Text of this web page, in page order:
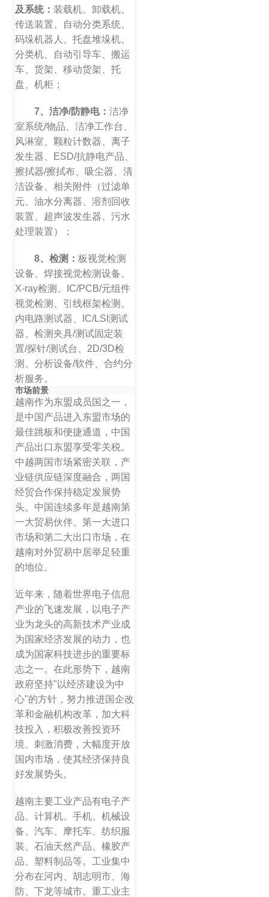
及系统： 装载机、卸载机、
传送装置、自动分类系统、
码垛机器人、托盘堆垛机、
分类机、自动引导车、搬运
车、货架、移动货架、托
盘、机柜；
7、洁净/防静电： 洁净
室系统/物品、洁净工作台、
风淋室、颗粒计数器、离子
发生器、ESD/抗静电产品、
擦拭器/擦拭布、吸尘器、清
洁设备、相关附件（过滤单
元、油水分离器、溶剂回收
装置、超声波发生器、污水
处理装置）；
8、检测： 板视觉检测
设备、焊接视觉检测设备、
X-ray检测、IC/PCB/元组件
视觉检测、引线框架检测、
内电路测试器、IC/LSI测试
器、检测夹具/测试固定装
置/探针/测试台、2D/3D检
测、分析设备/软件、合约分
析服务。
市场前景
越南作为东盟成员国之一，
是中国产品进入东盟市场的
最佳跳板和便捷通道，中国
产品出口东盟享受零关税。
中越两国市场紧密关联，产
业链供应链深度融合，两国
经贸合作保持稳定发展势
头。中国连续多年是越南第
一大贸易伙伴、第一大进口
市场和第二大出口市场，在
越南对外贸易中居举足轻重
的地位。
近年来，随着世界电子信息
产业的飞速发展，以电子产
业为龙头的高新技术产业成
为国家经济发展的动力，也
成为国家科技进步的重要标
志之一。在此形势下，越南
政府坚持"以经济建设为中
心"的方针，努力推进国企改
革和金融机构改革，加大科
技投入，积极改善投资环
境、刺激消费，大幅度开放
国内市场，使其经济保持良
好发展势头。
越南主要工业产品有电子产
品、计算机、手机、机械设
备、汽车、摩托车、纺织服
装、石油天然产品、橡胶产
品、塑料制品等。工业集中
分布在河内、胡志明市、海
防、下龙等城市。重工业主